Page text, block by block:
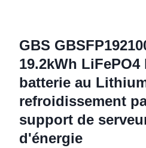
GBS
19.2kWh LiFePO4
batterie au
refroidissement
support de
d'énergie